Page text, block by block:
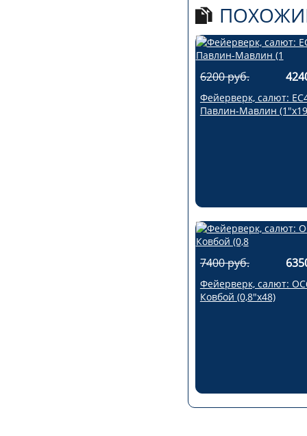
6200 руб.
Фейерверк, салют:
Павлин-Мавлин
7400 руб.
Фейерверк, салют:
Ковбой (0,8"х48)